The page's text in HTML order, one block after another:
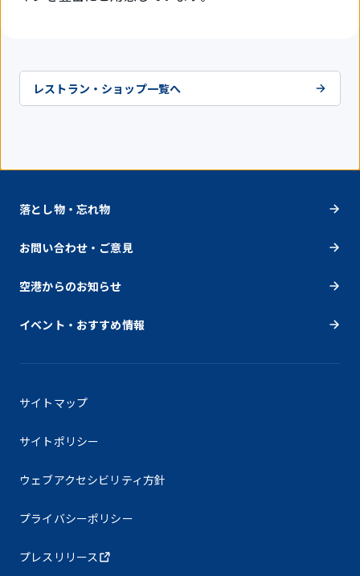
レストラン・ショップ一覧へ
落とし物・忘れ物
お問い合わせ・ご意見
空港からのお知らせ
イベント・おすすめ情報
サイトマップ
サイトポリシー
ウェブアクセシビリティ方針
プライバシーポリシー
プレスリリース